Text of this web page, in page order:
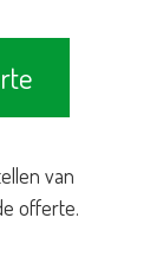
van
offerte.